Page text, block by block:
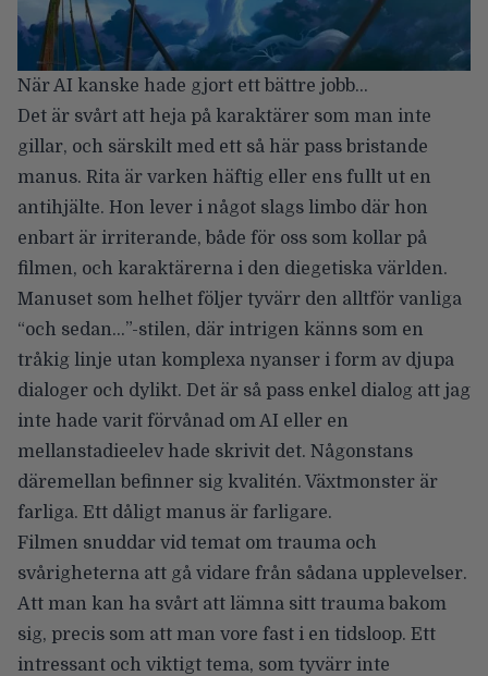
När AI kanske hade gjort ett bättre jobb…
Det är svårt att heja på karaktärer som man inte
gillar, och särskilt med ett så här pass bristande
manus. Rita är varken häftig eller ens fullt ut en
antihjälte. Hon lever i något slags limbo där hon
enbart är irriterande, både för oss som kollar på
filmen, och karaktärerna i den diegetiska världen.
Manuset som helhet följer tyvärr den alltför vanliga
“och sedan…”-stilen, där intrigen känns som en
tråkig linje utan komplexa nyanser i form av djupa
dialoger och dylikt. Det är så pass enkel dialog att jag
inte hade varit förvånad om AI eller en
mellanstadieelev hade skrivit det. Någonstans
däremellan befinner sig kvalitén. Växtmonster är
farliga. Ett dåligt manus är farligare.
Filmen snuddar vid temat om trauma och
svårigheterna att gå vidare från sådana upplevelser.
Att man kan ha svårt att lämna sitt trauma bakom
sig, precis som att man vore fast i en tidsloop. Ett
intressant och viktigt tema, som tyvärr inte